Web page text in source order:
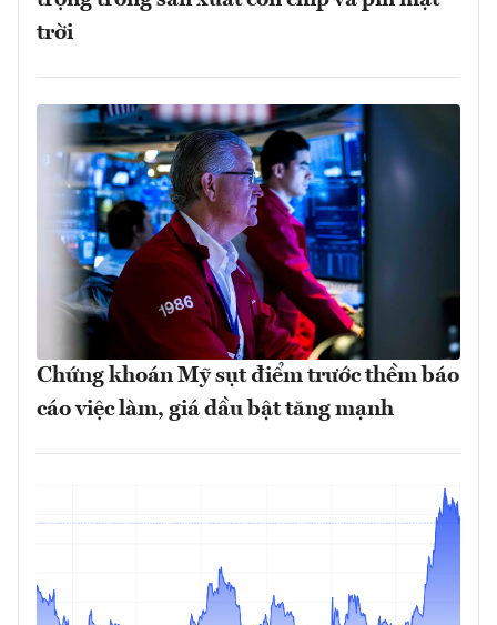
trời
Chứng khoán Mỹ sụt điểm trước thềm báo
cáo việc làm, giá dầu bật tăng mạnh